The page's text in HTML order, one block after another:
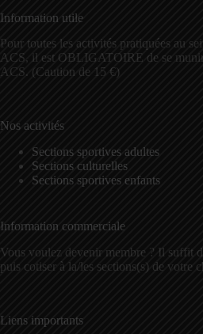
Information utile
Pour toutes les activités pratiquées au
ACS, il est OBLIGATOIRE de se munir
ACS. (Caution de 15 €)
Nos activités
Sections sportives adultes
Sections culturelles
Sections sportives enfants
Information commerciale
Vous voulez devenir membre ? Il suffit
puis cotiser à la/les sections(s) de votre
Liens importants